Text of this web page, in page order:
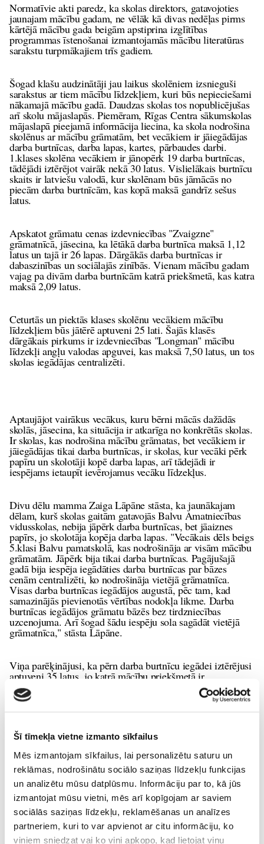
Šī tīmekļa vietne izmanto sīkfailus
Mēs izmantojam sīkfailus, lai personalizētu saturu un
reklāmas, nodrošinātu sociālo saziņas līdzekļu funkcijas
un analizētu mūsu datplūsmu. Informāciju par to, kā jūs
izmantojat mūsu vietni, mēs arī kopīgojam ar saviem
sociālās saziņas līdzekļu, reklamēšanas un analīzes
partneriem, kuri to var apvienot ar citu informāciju, ko
viņiem sniedzat vai ko viņi apkopo, kad lietojat viņu
Normatīvie akti paredz, ka skolas direktors, gatavojoties
jaunajam mācību gadam, ne vēlāk kā divas nedēļas pirms
kārtējā mācību gada beigām apstiprina izglītības
programmas īstenošanai izmantojamās mācību literatūras
sarakstu turpmākajiem trīs gadiem.
Šogad klašu audzinātāji jau laikus skolēniem izsnieguši
sarakstus ar tiem mācību līdzekļiem, kuri būs nepieciešami
nākamajā mācību gadā. Daudzas skolas tos nopublicējušas
arī skolu mājaslapās. Piemēram, Rīgas Centra sākumskolas
mājaslapā pieejamā informācija liecina, ka skola nodrošina
skolēnus ar mācību grāmatām, bet vecākiem ir jāiegādājas
darba burtnīcas, darba lapas, kartes, pārbaudes darbi.
1.klases skolēna vecākiem ir jānopērk 19 darba burtnīcas,
tādējādi iztērējot vairāk nekā 30 latus. Vislielākais burtnīcu
skaits ir latviešu valodā, kur skolēnam būs jāmācās no
piecām darba burtnīcām, kas kopā maksā gandrīz sešus
latus.
Apskatot grāmatu cenas izdevniecības "Zvaigzne"
grāmatnīcā,jāsecina, ka lētākā darba burtnīca maksā 1,12
latus un tajā ir 26 lapas.Dārgākās darba burtnīcas ir
dabaszinības un sociālajās zinībās. Vienam mācību gadam
vajag pa divām darba burtnīcām katrā priekšmetā, kas katra
maksā 2,09 latus.
Ceturtās un piektās klases skolēnu vecākiem mācību
līdzekļiem būs jātērē aptuveni 25 lati. Šajās klasēs
dārgākais pirkums ir izdevniecības "Longman" mācību
līdzekļi angļu valodas apguvei, kas maksā 7,50 latus, un tos
skolas iegādājas centralizēti.
Aptaujājot vairākus vecākus, kuru bērni mācās dažādās
skolās, jāsecina, ka situācija ir atkarīga no konkrētās skolas.
Ir skolas, kas nodrošina mācību grāmatas, bet vecākiem ir
jāiegādājas tikai darba burtnīcas, ir skolas, kur vecāki pērk
papīru un skolotāji kopē darba lapas, arī tādejādi ir
iespējams ietaupīt ievērojamus vecāku līdzekļus.
Divu dēlu mamma Zaiga Lāpāne stāsta, ka jaunākajam
dēlam, kurš skolas gaitām gatavojās Balvu Amatniecības
vidusskolas, nebija jāpērk darba burtnīcas, bet jāaiznes
papīrs, jo skolotāja kopēja darba lapas. "Vecākais dēls beigs
5.klasi Balvu pamatskolā, kas nodrošināja ar visām mācību
grāmatām. Jāpērk bija tikai darba burtnīcas. Pagājušajā
gadā bija iespēja iegādāties darba burtnīcas par bāzes
cenām centralizēti, ko nodrošināja vietējā grāmatnīca.
Visas darba burtnīcas iegādājos augustā, pēc tam, kad
samazinājās pievienotās vērtības nodokļa likme. Darba
burtnīcas iegādājos grāmatu bāzēs bez tirdzniecības
uzcenojuma. Arī šogad šādu iespēju sola sagādāt vietējā
grāmatnīca," stāsta Lāpāne.
Viņa parēķinājusi, ka pērn darba burtnīcu iegādei iztērējusi
aptuveni 35 latus, jo katrā mācību priekšmetā ir
nepieciešamas divas burtnīcas. "Par darba burtnīcu
izmantojamību man grūti spriest. Visvairāk redzu
domā mamma.
LETA
Lasi vēl